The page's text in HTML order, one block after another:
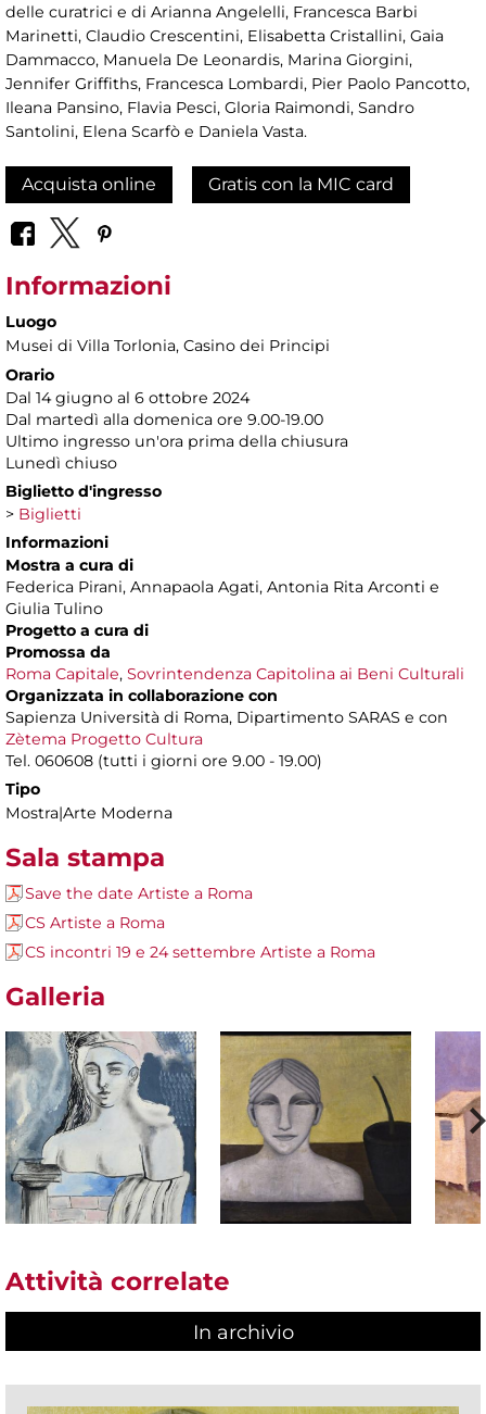
delle curatrici e di Arianna Angelelli, Francesca Barbi
Marinetti, Claudio Crescentini, Elisabetta Cristallini, Gaia
Dammacco, Manuela De Leonardis, Marina Giorgini,
Jennifer Griffiths, Francesca Lombardi, Pier Paolo Pancotto,
Ileana Pansino, Flavia Pesci, Gloria Raimondi, Sandro
Santolini, Elena Scarfò e Daniela Vasta.
Acquista online Gratis con la MIC card
Informazioni
Luogo
Musei di Villa Torlonia, Casino dei Principi
Orario
Dal 14 giugno al 6 ottobre 2024
Dal martedì alla domenica ore 9.00-19.00
Ultimo ingresso un'ora prima della chiusura
Lunedì chiuso
Biglietto d'ingresso
> Biglietti
Informazioni
Mostra a cura di
Federica Pirani, Annapaola Agati, Antonia Rita Arconti e
Giulia Tulino
Progetto a cura di
Promossa da
Roma Capitale, Sovrintendenza Capitolina ai Beni Culturali
Organizzata in collaborazione con
Sapienza Università di Roma, Dipartimento SARAS e con
Zètema Progetto Cultura
Tel. 060608 (tutti i giorni ore 9.00 - 19.00)
Tipo
Mostra|Arte Moderna
Sala stampa
Save the date Artiste a Roma
CS Artiste a Roma
CS incontri 19 e 24 settembre Artiste a Roma
Galleria
Attività correlate
In archivio